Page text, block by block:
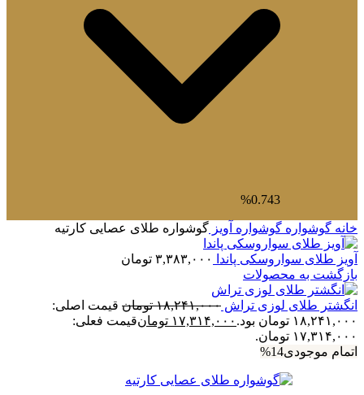
0.743%
خانه گوشواره گوشواره آویز گوشواره طلای عصایی کارتیه
آویز طلای سواروسکی پاندا ۳,۳۸۳,۰۰۰ تومان
بازگشت به محصولات
انگشتر طلای لوزی تراش ۱۸,۲۴۱,۰۰۰ تومان قیمت اصلی:
۱۸,۲۴۱,۰۰۰ تومان بود.
۱۷,۳۱۴,۰۰۰ تومانقیمت فعلی:
۱۷,۳۱۴,۰۰۰ تومان.
اتمام موجودی14%